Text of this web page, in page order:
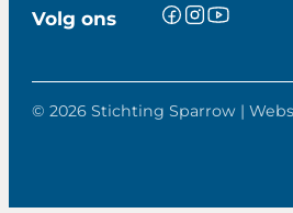
Volg ons
© 2026 Stichting Sparrow |